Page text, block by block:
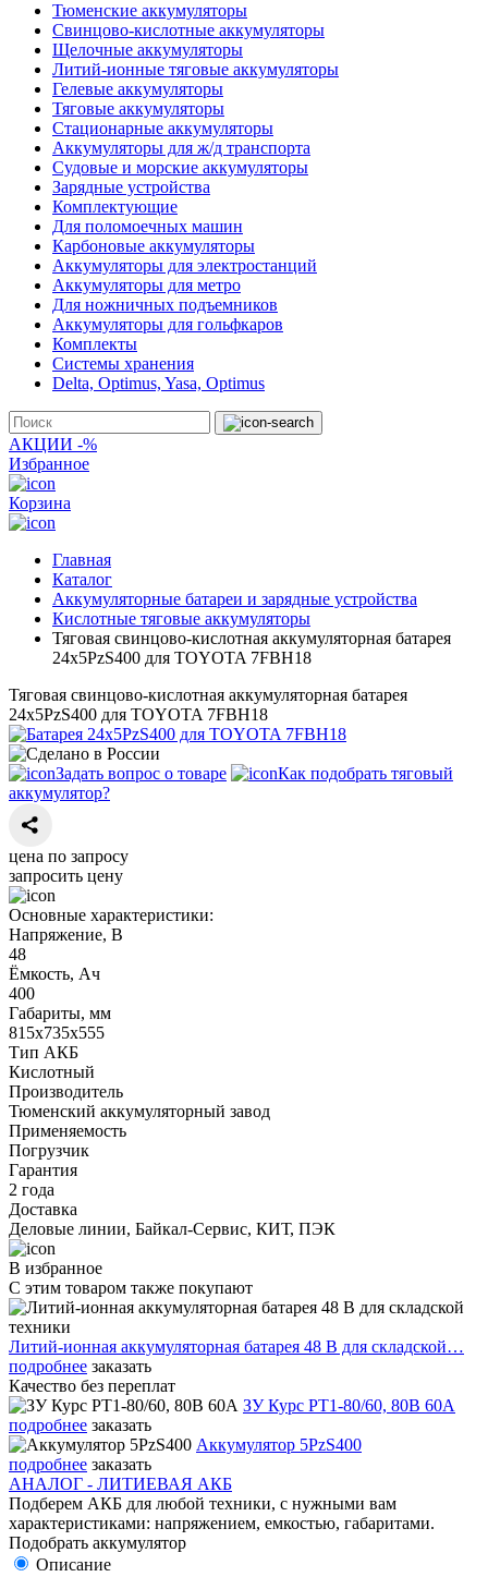
Тюменские аккумуляторы
Свинцово-кислотные аккумуляторы
Щелочные аккумуляторы
Литий-ионные тяговые аккумуляторы
Гелевые аккумуляторы
Тяговые аккумуляторы
Стационарные аккумуляторы
Аккумуляторы для ж/д транспорта
Судовые и морские аккумуляторы
Зарядные устройства
Комплектующие
Для поломоечных машин
Карбоновые аккумуляторы
Аккумуляторы для электростанций
Аккумуляторы для метро
Для ножничных подъемников
Аккумуляторы для гольфкаров
Комплекты
Системы хранения
Delta, Optimus, Yasa, Optimus
АКЦИИ -%
Избранное
Корзина
Главная
Каталог
Аккумуляторные батареи и зарядные устройства
Кислотные тяговые аккумуляторы
Тяговая свинцово-кислотная аккумуляторная батарея
24х5PzS400 для TOYOTA 7FBH18
Тяговая свинцово-кислотная аккумуляторная батарея
24х5PzS400 для TOYOTA 7FBH18
Задать вопрос о товаре
Как подобрать тяговый
аккумулятор?
цена по запросу
запросить цену
Основные характеристики:
Напряжение, В
48
Ёмкость, Ач
400
Габариты, мм
815х735х555
Тип АКБ
Кислотный
Производитель
Тюменский аккумуляторный завод
Применяемость
Погрузчик
Гарантия
2 года
Доставка
Деловые линии, Байкал-Сервис, КИТ, ПЭК
В избранное
С этим товаром также покупают
Литий-ионная аккумуляторная батарея 48 В для складской…
подробнее заказать
Качество без переплат
ЗУ Курс PT1-80/60, 80В 60А
подробнее заказать
Аккумулятор 5PzS400
подробнее заказать
АНАЛОГ - ЛИТИЕВАЯ АКБ
Подберем АКБ для любой техники, с нужными вам
характеристиками: напряжением, емкостью, габаритами.
Подобрать аккумулятор
Описание